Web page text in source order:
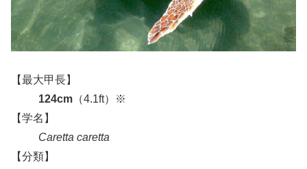
【最大甲長】
124cm （4.1ft）※
【学名】
Caretta caretta
【分類】